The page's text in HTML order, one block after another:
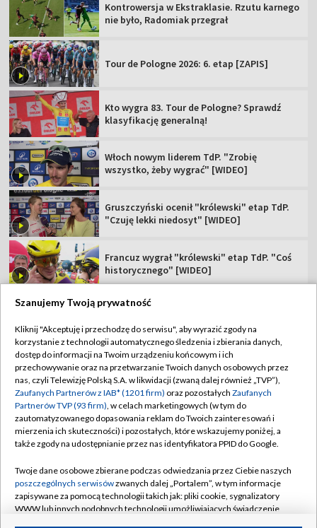
Kontrowersja w Ekstraklasie. Rzutu karnego
nie było, Radomiak przegrał
Tour de Pologne 2026: 6. etap [ZAPIS]
Kto wygra 83. Tour de Pologne? Sprawdź
klasyfikację generalną!
Włoch nowym liderem TdP. "Zrobię
wszystko, żeby wygrać" [WIDEO]
Gruszczyński ocenił "królewski" etap TdP.
"Czuję lekki niedosyt" [WIDEO]
Francuz wygrał "królewski" etap TdP. "Coś
historycznego" [WIDEO]
TVP
Abonament TVP
Sklep TVP
Biuro Reklamy
Oferta Handlowa
Emisja w TVP
Rada Programowa
Regulamin TVP
Polityka prywatności
Moje zgody
Biuro reklamy
Kanały
Szanujemy Twoją prywatność
Kliknij "Akceptuję i przechodzę do serwisu", aby wyrazić zgody na
korzystanie z technologii automatycznego śledzenia i zbierania danych,
dostęp do informacji na Twoim urządzeniu końcowym i ich
przechowywanie oraz na przetwarzanie Twoich danych osobowych przez
nas, czyli Telewizję Polską S.A. w likwidacji (zwaną dalej również „TVP”),
Zaufanych Partnerów z IAB* (1201 firm) oraz pozostałych Zaufanych
Partnerów TVP (93 firm), w celach marketingowych (w tym do
zautomatyzowanego dopasowania reklam do Twoich zainteresowań i
mierzenia ich skuteczności) i pozostałych, które wskazujemy poniżej, a
także zgody na udostępnianie przez nas identyfikatora PPID do Google.
Twoje dane osobowe zbierane podczas odwiedzania przez Ciebie naszych
poszczególnych serwisówzwanych dalej „Portalem”, w tym informacje
zapisywane za pomocą technologii takich jak: pliki cookie, sygnalizatory
WWW lub innych podobnych technologii umożliwiających świadczenie